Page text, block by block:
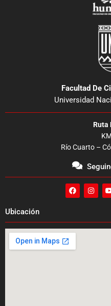
Ubicación
Facultad De
Universidad
Ruta
Río Cuarto –
F
a
o
o
I
n
g
r